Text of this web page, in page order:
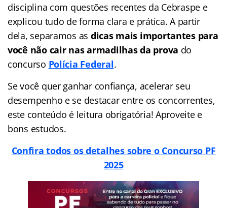
disciplina com questões recentes da Cebraspe e
explicou tudo de forma clara e prática. A partir
dela, separamos as dicas mais importantes para
você não cair nas armadilhas da prova do
concurso Polícia Federal.
Se você quer ganhar confiança, acelerar seu
desempenho e se destacar entre os concorrentes,
este conteúdo é leitura obrigatória! Aproveite e
bons estudos.
Confira todos os detalhes sobre o Concurso PF
2025